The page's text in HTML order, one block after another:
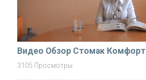
Видео Обзор Стомак Комфорт
3105 Просмотры